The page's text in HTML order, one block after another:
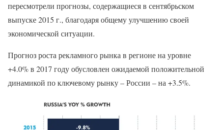
пересмотрели прогнозы, содержащиеся в сентябрьском
выпуске 2015 г., благодаря общему улучшению своей
экономической ситуации.
Прогноз роста рекламного рынка в регионе на уровне
+4.0% в 2017 году обусловлен ожидаемой положительной
динамикой по ключевому рынку – России – на +3.5%.